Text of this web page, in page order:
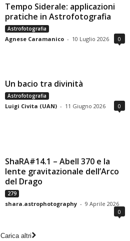
Tempo Siderale: applicazioni
pratiche in Astrofotografia
Astrofotografia
Agnese Caramanico - 10 Luglio 2026 0
Un bacio tra divinità
Astrofotografia
Luigi Civita (UAN) - 11 Giugno 2026 0
ShaRA#14.1 – Abell 370 e la
lente gravitazionale dell’Arco
del Drago
279
shara.astrophotography - 9 Aprile 2026
0
Carica altri